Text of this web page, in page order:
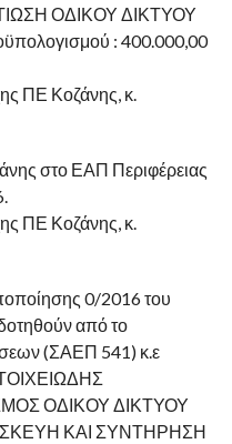
ΟΔΙΚΟΥ ΔΙΚΤΥΟΥ
: 400.000,00
ΠΕ Κοζάνης, κ.
στο ΕΑΠ Περιφέρειας
ΠΕ Κοζάνης, κ.
0/2016 του
από το
(ΣΑΕΠ 541) κ.ε
ΟΔΙΚΟΥ ΔΙΚΤΥΟΥ
ΚΑΙ ΣΥΝΤΗΡΗΣΗ